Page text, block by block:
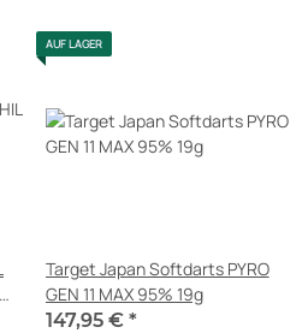
AUF LAGER
Target Japan Softdarts PYRO
GEN 11 MAX 95% 19g
147,95 € *